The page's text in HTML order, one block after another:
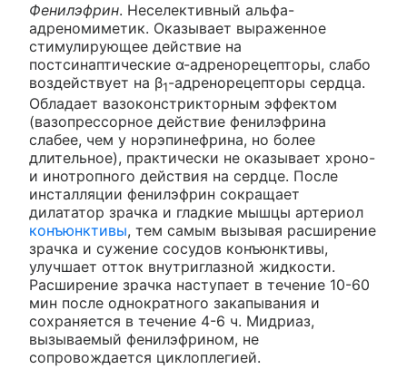
Фенилэфрин. Неселективный альфа-
адреномиметик. Оказывает выраженное
стимулирующее действие на
постсинаптические α-адренорецепторы, слабо
воздействует на β1-адренорецепторы сердца.
Обладает вазоконстрикторным эффектом
(вазопрессорное действие фенилэфрина
слабее, чем у норэпинефрина, но более
длительное), практически не оказывает хроно-
и инотропного действия на сердце. После
инсталляции фенилэфрин сокращает
дилататор зрачка и гладкие мышцы артериол
конъюнктивы, тем самым вызывая расширение
зрачка и сужение сосудов конъюнктивы,
улучшает отток внутриглазной жидкости.
Расширение зрачка наступает в течение 10-60
мин после однократного закапывания и
сохраняется в течение 4-6 ч. Мидриаз,
вызываемый фенилэфрином, не
сопровождается циклоплегией.